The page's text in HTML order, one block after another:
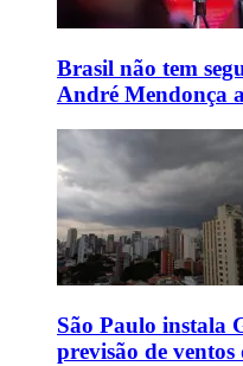
Brasil não tem
André Mendonça
São Paulo instala
previsão de